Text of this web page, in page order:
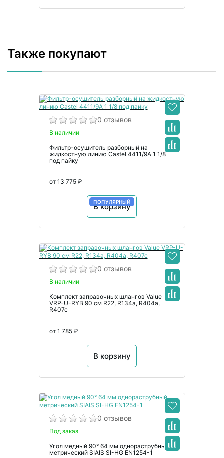
Также покупают
0 отзывов
В наличии
Фильтр-осушитель разборный на
жидкостную линию Castel 4411/9A 1 1/8
под пайку
от 13 775 ₽
В корзину
ПОПУЛЯРНЫЙ
0 отзывов
В наличии
Комплект заправочных шлангов Value
VRP-U-RYB 90 см R22, R134a, R404a,
R407c
от 1 785 ₽
В корзину
0 отзывов
Под заказ
Угол медный 90° 64 мм однораструбный
метрический SIAIS SI-HG EN1254-1